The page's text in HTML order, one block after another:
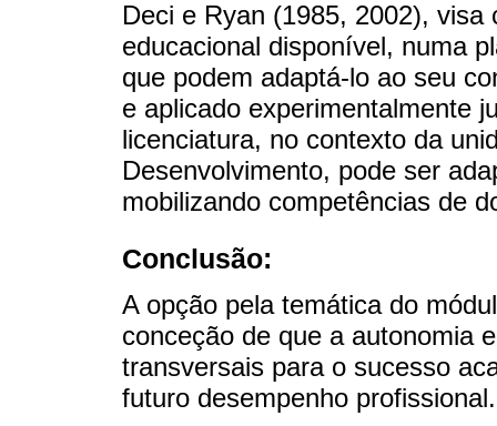
Deci e Ryan (1985, 2002),
educacional disponível, numa
que podem adaptá-lo ao seu
e aplicado experimentalmente
licenciatura, no contexto da
Desenvolvimento, pode ser
mobilizando competências de
Conclusão:
A opção pela temática do
conceção de que a autonomia
transversais para o sucesso
futuro desempenho profissional.